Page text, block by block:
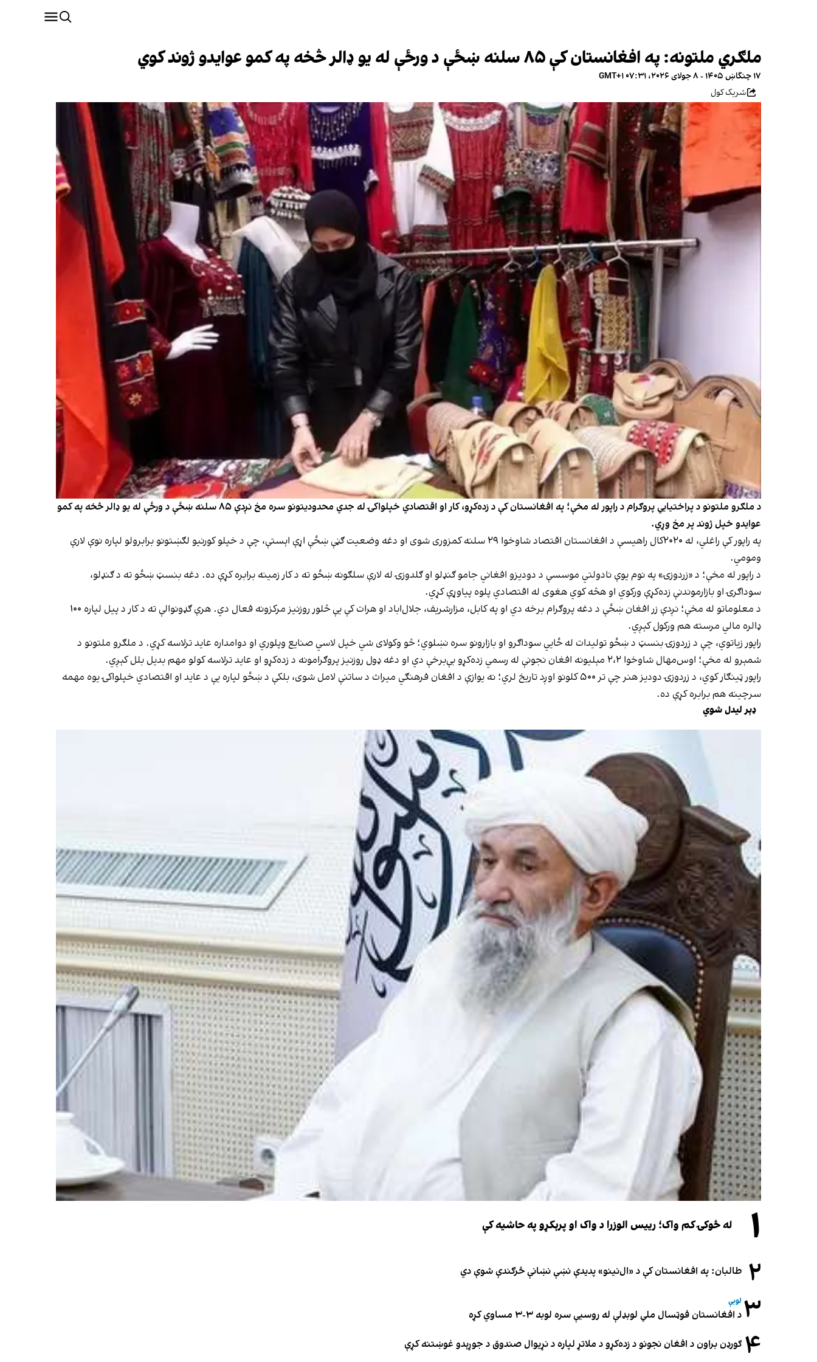
ملګري ملتونه: په افغانستان کې ۸۵ سلنه ښځې د ورځې له یو ډالر څخه په کمو عوایدو ژوند کوي
۱۷ چنگاښ ۱۴۰۵ - ۸ جولای ۲۰۲۶، ۰۷:۳۱ GMT+۱
شریک کول
د ملګرو ملتونو د پراختیايي پروګرام د راپور له مخې؛ په افغانستان کې د زده‌کړو، کار او اقتصادي خپلواکۍ له جدي محدودیتونو سره مخ نږدې ۸۵ سلنه ښځې د ورځې له یو ډالر څخه په کمو
عوایدو خپل ژوند پر مخ وړي.
په راپور کې راغلي، له ۲۰۲۰کال راهیسې د افغانستان اقتصاد شاوخوا ۲۹ سلنه کمزوری شوی او دغه وضعیت ګڼې ښځې اړې اېستې، چې د خپلو کورنیو لګښتونو برابرولو لپاره نوې لارې
ومومي.
د راپور له مخې؛ د «زردوزۍ» په نوم یوې نادولتي موسسې د دودیزو افغاني جامو ګنډلو او ګلدوزۍ له لارې سلګونه ښځو ته د کار زمینه برابره کړې ده. دغه بنسټ ښځو ته د ګنډلو،
سوداګرۍ او بازارموندنې زده‌کړې ورکوي او هڅه کوي هغوی له اقتصادي پلوه پیاوړې کړي.
د معلوماتو له مخې؛ نږدې زر افغان ښځې د دغه پروګرام برخه دي او په کابل، مزارشریف، جلال‌اباد او هرات کې یې څلور روزنیز مرکزونه فعال دي. هرې ګډونوالې ته د کار د پیل لپاره ۱۰۰
ډالره مالي مرسته هم ورکول کېږي.
راپور زیاتوي، چې د زردوزۍ بنسټ د ښځو تولیدات له ځایي سوداګرو او بازارونو سره نښلوي؛ څو وکولای شي خپل لاسي صنایع وپلوري او دوامداره عاید ترلاسه کړي. د ملګرو ملتونو د
شمېرو له مخې؛ اوس‌مهال شاوخوا ۲،۲ مېلیونه افغان نجونې له رسمي زده‌کړو بې‌برخې دي او دغه ډول روزنیز پروګرامونه د زده‌کړو او عاید ترلاسه کولو مهم بدیل بلل کېږي.
راپور ټینګار کوي، د زردوزۍ دودیز هنر چې تر ۵۰۰ کلونو اوږد تاریخ لري؛ نه یوازې د افغان فرهنګي میراث د ساتنې لامل شوی، بلکې د ښځو لپاره یې د عاید او اقتصادي خپلواکۍ یوه مهمه
سرچینه هم برابره کړې ده.
ډېر لیدل شوي
۱ له څوکۍ کم واک؛ رییس الوزرا د واک او پرېکړو په حاشیه کې
۲ طالبان: په افغانستان کې د «ال‌نینو» پدیدې نښې نښانې څرګندې شوې دي
۳ لوبې
د افغانستان فوټسال ملي لوبډلې له روسیې سره لوبه ۳-۳ مساوي کړه
۴ ګورډن براون د افغان نجونو د زده‌کړو د ملاتړ لپاره د نړیوال صندوق د جوړېدو غوښتنه کړې